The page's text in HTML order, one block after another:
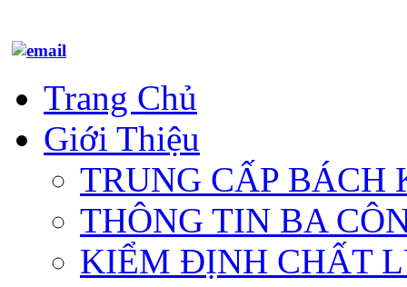
Trang Chủ
Giới Thiệu
TRUNG CẤP BÁCH
THÔNG TIN BA
KIỂM ĐỊNH CHẤT